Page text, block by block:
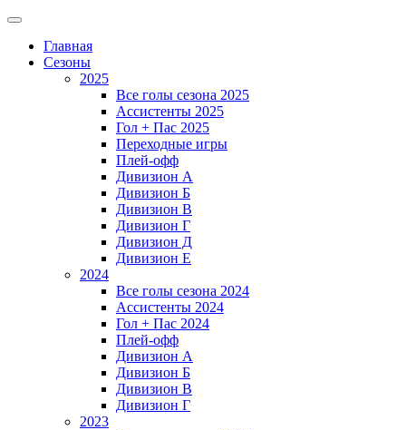
Главная
Сезоны
2025
Все голы сезона 2025
Ассистенты 2025
Гол + Пас 2025
Переходные игры
Плей-офф
Дивизион A
Дивизион Б
Дивизион В
Дивизион Г
Дивизион Д
Дивизион Е
2024
Все голы сезона 2024
Ассистенты 2024
Гол + Пас 2024
Плей-офф
Дивизион A
Дивизион Б
Дивизион В
Дивизион Г
2023